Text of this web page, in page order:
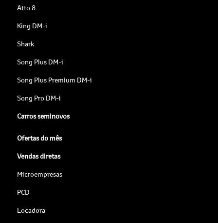
Atto 8
King DM-i
Shark
Song Plus DM-i
Song Plus Premium DM-i
Song Pro DM-i
Carros seminovos
Ofertas do mês
Vendas diretas
Microempresas
PCD
Locadora